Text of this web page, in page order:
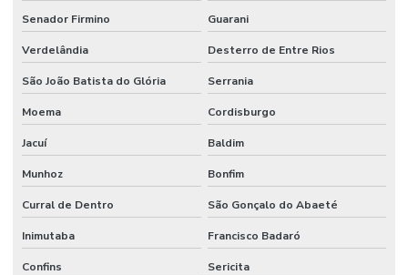
Senador Firmino Guarani
Verdelândia Desterro de Entre Rios
São João Batista do Glória Serrania
Moema Cordisburgo
Jacuí Baldim
Munhoz Bonfim
Curral de Dentro São Gonçalo do Abaeté
Inimutaba Francisco Badaró
Confins Sericita